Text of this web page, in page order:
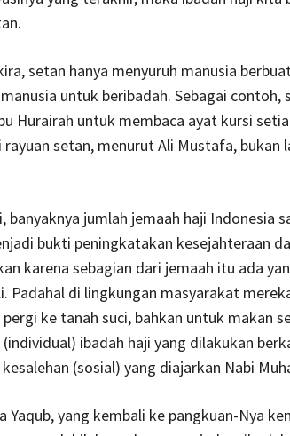
setan hanya menyuruh manusia
untuk beribadah. Sebagai contoh,
Hurairah untuk membaca ayat kursi
setan, menurut Ali Mustafa, bukan
banyaknya jumlah jemaah haji Indonesia
bukti peningkatakan kesejahteraan
karena sebagian dari jemaah itu ada
Padahal di lingkungan masyarakat
ke tanah suci, bahkan untuk makan
(individual) ibadah haji yang dilakukan
(sosial) yang diajarkan Nabi
Yaqub, yang kembali ke pangkuan-Nya